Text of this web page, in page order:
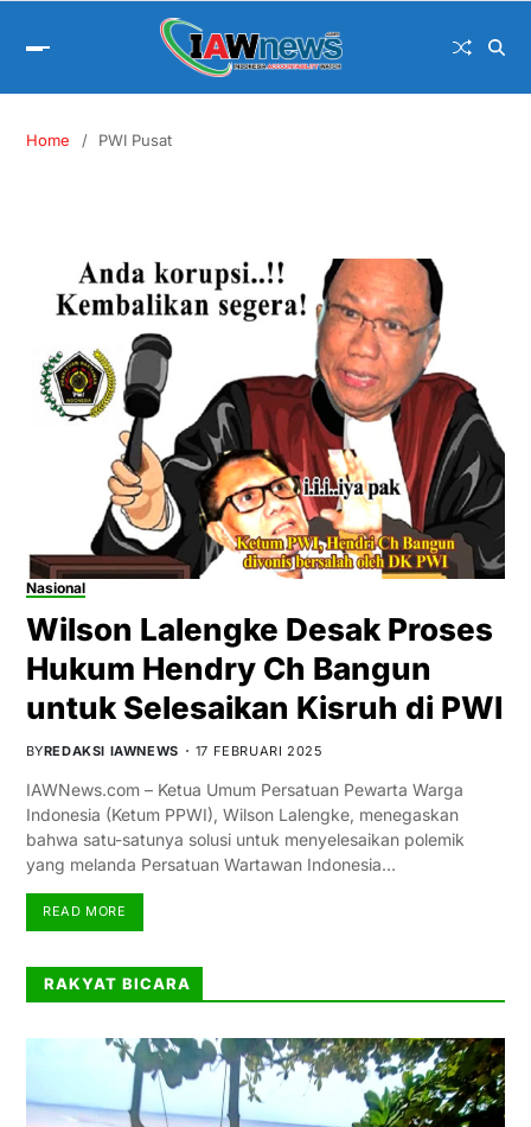
Home PWI Pusat
Nasional
Wilson Lalengke Desak Proses
Hukum Hendry Ch Bangun
untuk Selesaikan Kisruh di PWI
BYREDAKSI IAWNEWS 17 FEBRUARI 2025
IAWNews.com – Ketua Umum Persatuan Pewarta Warga
Indonesia (Ketum PPWI), Wilson Lalengke, menegaskan
bahwa satu-satunya solusi untuk menyelesaikan polemik
yang melanda Persatuan Wartawan Indonesia…
READ MORE
RAKYAT BICARA